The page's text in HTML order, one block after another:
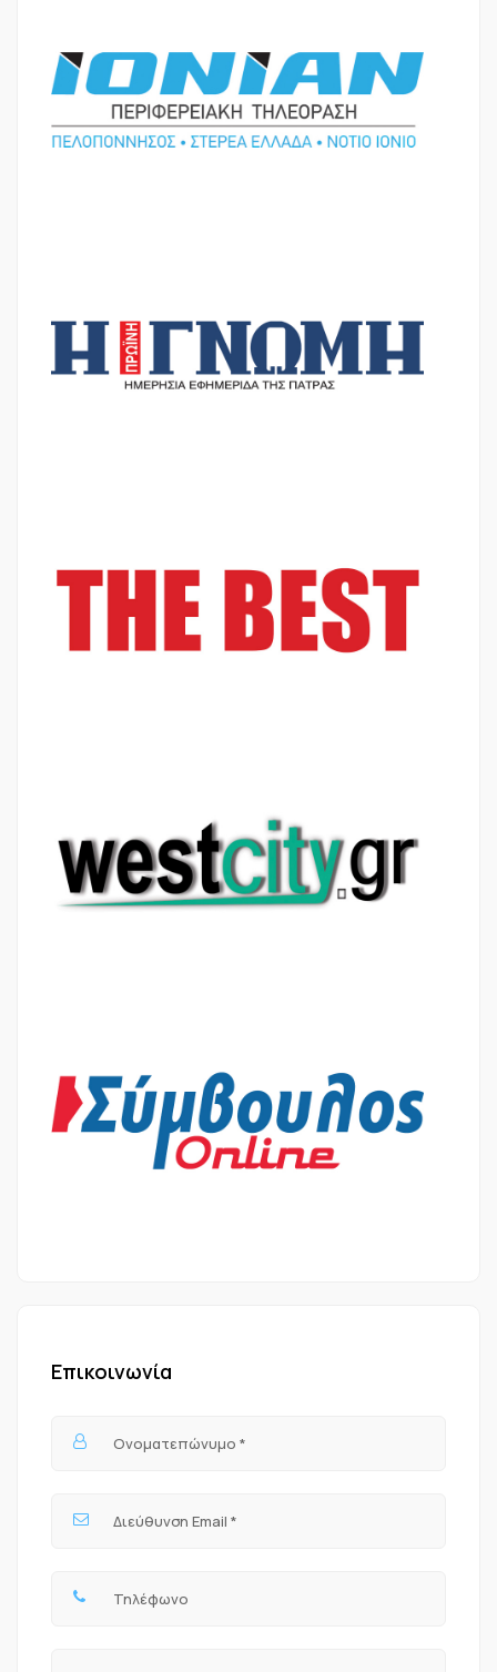
Επικοινωνία